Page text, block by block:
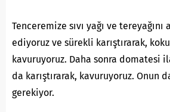
Tenceremize sıvı yağı ve
ediyoruz ve sürekli karıştırarak,
kavuruyoruz. Daha sonra domatesi
da karıştırarak, kavuruyoruz. Onun
gerekiyor.